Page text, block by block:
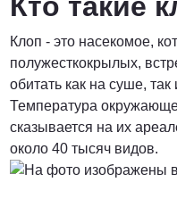
Клоп - это насекомое,
полужесткокрылых,
обитать как на суше,
Температура
сказывается на их
около 40 тысяч видов.